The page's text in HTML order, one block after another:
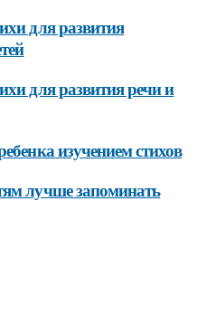
для развития
для развития речи и
изучением стихов
лучше запоминать